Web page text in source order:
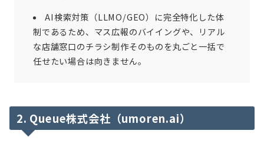
AI検索対策（LLMO/GEO）に完全特化した体
制であるため、マス広報のバイイングや、リアル
な店舗窓口のチラシ制作そのものを丸ごと一括で
任せたい場合は向きません。
2. Queue株式会社（umoren.ai）